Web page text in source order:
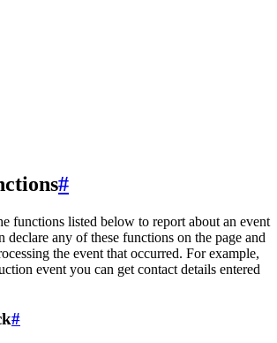
#
functions listed below to report about an event
declare any of these functions on the page and
the event that occurred. For example,
event you can get contact details entered
#